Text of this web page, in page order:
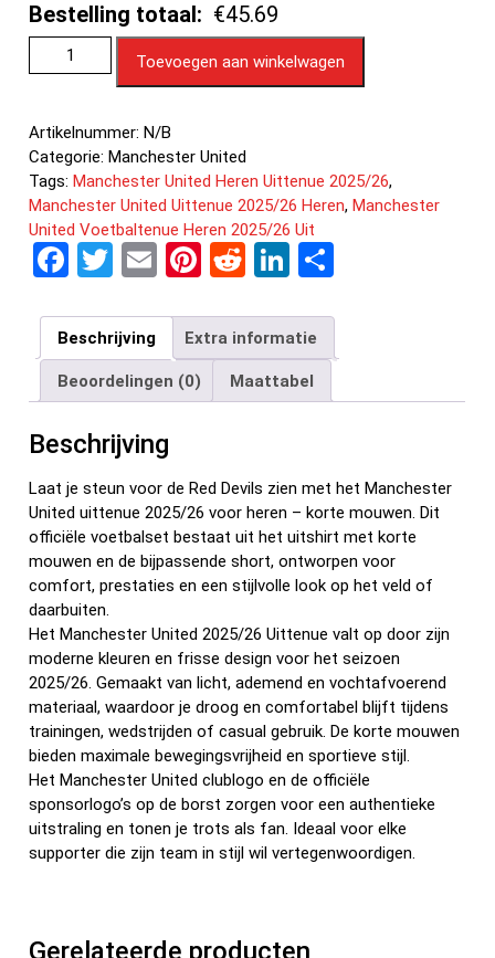
Bestelling totaal: €45.69
Toevoegen aan winkelwagen
Artikelnummer:N/B
Categorie:Manchester United
Tags:Manchester United Heren Uittenue 2025/26,
Manchester United Uittenue 2025/26 Heren,Manchester
United Voetbaltenue Heren 2025/26 Uit
F
ce
b
o
o
T
tt
er
E
ail
Pi
er
es
t
R
d
di
t
Li
ke
dI
n
e
n
Beschrijving Extra informatie
Beoordelingen (0) Maattabel
Beschrijving
Laat je steun voor de Red Devils zien met het Manchester
United uittenue 2025/26 voor heren – korte mouwen. Dit
officiële voetbalset bestaat uit het uitshirt met korte
mouwen en de bijpassende short, ontworpen voor
comfort, prestaties en een stijlvolle look op het veld of
daarbuiten.
Het Manchester United 2025/26 Uittenue valt op door zijn
moderne kleuren en frisse design voor het seizoen
2025/26. Gemaakt van licht, ademend en vochtafvoerend
materiaal, waardoor je droog en comfortabel blijft tijdens
trainingen, wedstrijden of casual gebruik. De korte mouwen
bieden maximale bewegingsvrijheid en sportieve stijl.
Het Manchester United clublogo en de officiële
sponsorlogo’s op de borst zorgen voor een authentieke
uitstraling en tonen je trots als fan. Ideaal voor elke
supporter die zijn team in stijl wil vertegenwoordigen.